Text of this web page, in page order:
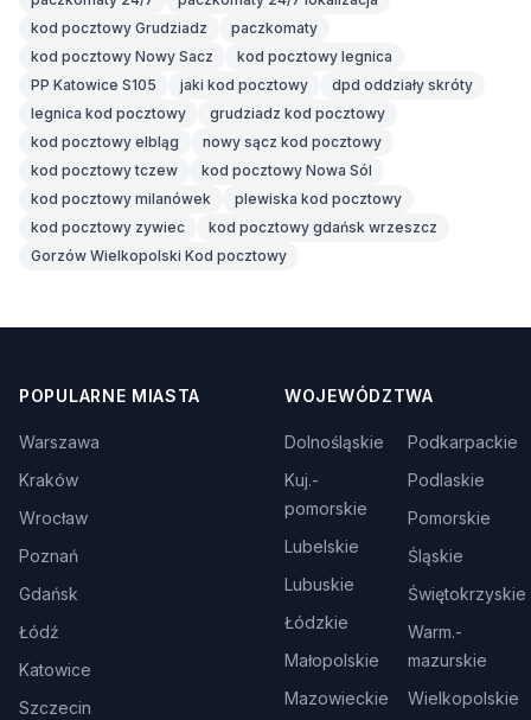
kod pocztowy Grudziadz
paczkomaty
kod pocztowy Nowy Sacz
kod pocztowy legnica
PP Katowice S105
jaki kod pocztowy
dpd oddziały skróty
legnica kod pocztowy
grudziadz kod pocztowy
kod pocztowy elbląg
nowy sącz kod pocztowy
kod pocztowy tczew
kod pocztowy Nowa Sól
kod pocztowy milanówek
plewiska kod pocztowy
kod pocztowy zywiec
kod pocztowy gdańsk wrzeszcz
Gorzów Wielkopolski Kod pocztowy
POPULARNE MIASTA
Warszawa
Kraków
Wrocław
Poznań
Gdańsk
Łódź
Katowice
Szczecin
WOJEWÓDZTWA
Dolnośląskie
Kuj.-
pomorskie
Lubelskie
Lubuskie
Łódzkie
Małopolskie
Mazowieckie
Podkarpackie
Podlaskie
Pomorskie
Śląskie
Świętokrzyskie
Warm.-
mazurskie
Wielkopolskie